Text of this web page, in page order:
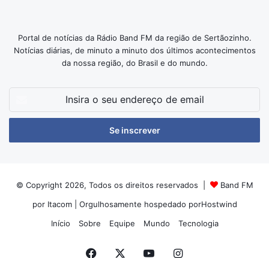
Portal de notícias da Rádio Band FM da região de Sertãozinho.
Notícias diárias, de minuto a minuto dos últimos acontecimentos
da nossa região, do Brasil e do mundo.
seu
de
© Copyright 2026, Todos os direitos reservados |
Band FM
por Itacom| Orgulhosamente hospedado porHostwind
Início
Sobre Equipe Mundo Tecnologia
Facebook YouTubeInstagram